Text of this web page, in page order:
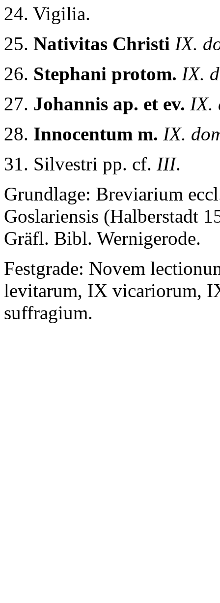
24. Vigilia.
25. Nativitas Christi IX.
26. Stephani protom. IX.
27. Johannis ap. et ev. IX.
28. Innocentum m. IX.
31. Silvestri pp. cf. III.
Grundlage: Breviarium
Goslariensis (Halberstadt
Gräfl. Bibl. Wernigerode.
Festgrade: Novem
levitarum, IX vicariorum,
suffragium.